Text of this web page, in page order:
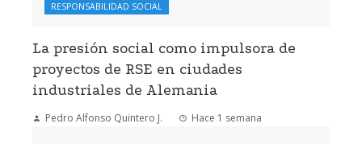
RESPONSABILIDAD SOCIAL
La presión social como impulsora de
proyectos de RSE en ciudades
industriales de Alemania
Pedro Alfonso Quintero J. Hace 1 semana